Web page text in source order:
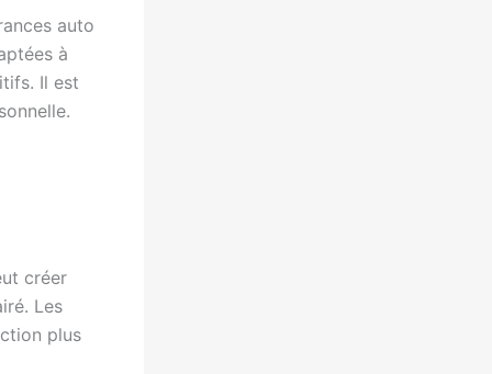
auto
à
Il est
créer
Les
plus